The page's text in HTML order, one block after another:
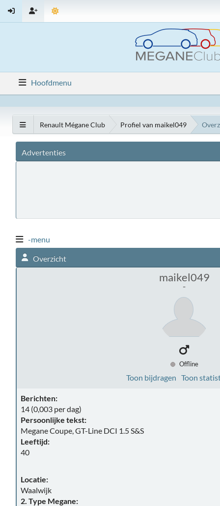
Hoofdmenu
Renault Mégane Club Profiel van maikel049
Advertenties
-menu
Overzicht
maikel049
-
Offline
Toon bijdragen Toon
Berichten:
14 (0,003 per dag)
Persoonlijke tekst:
Megane Coupe, GT-Line DCI 1.5 S&S
Leeftijd:
40
Locatie:
Waalwijk
2. Type Megane: